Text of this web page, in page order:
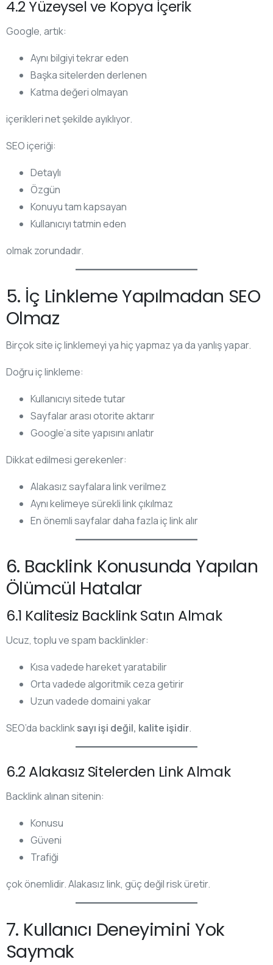
4.2 Yüzeysel ve Kopya İçerik
Google, artık:
Aynı bilgiyi tekrar eden
Başka sitelerden derlenen
Katma değeri olmayan
içerikleri net şekilde ayıklıyor.
SEO içeriği:
Detaylı
Özgün
Konuyu tam kapsayan
Kullanıcıyı tatmin eden
olmak zorundadır.
5. İç Linkleme Yapılmadan SEO
Olmaz
Birçok site iç linklemeyi ya hiç yapmaz ya da yanlış yapar.
Doğru iç linkleme:
Kullanıcıyı sitede tutar
Sayfalar arası otorite aktarır
Google’a site yapısını anlatır
Dikkat edilmesi gerekenler:
Alakasız sayfalara link verilmez
Aynı kelimeye sürekli link çıkılmaz
En önemli sayfalar daha fazla iç link alır
6. Backlink Konusunda Yapılan
Ölümcül Hatalar
6.1 Kalitesiz Backlink Satın Almak
Ucuz, toplu ve spam backlinkler:
Kısa vadede hareket yaratabilir
Orta vadede algoritmik ceza getirir
Uzun vadede domaini yakar
SEO’da backlinksayı işi değil, kalite işidir.
6.2 Alakasız Sitelerden Link Almak
Backlink alınan sitenin:
Konusu
Güveni
Trafiği
çok önemlidir. Alakasız link, güç değil risk üretir.
7. Kullanıcı Deneyimini Yok
Saymak